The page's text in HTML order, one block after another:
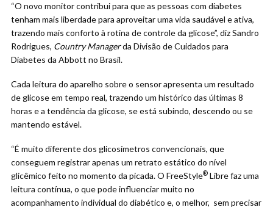
“O novo monitor contribui para que as pessoas com diabetes
tenham mais liberdade para aproveitar uma vida saudável e ativa,
trazendo mais conforto à rotina de controle da glicose”, diz Sandro
Rodrigues, Country Managerda Divisão de Cuidados para
Diabetes da Abbott no Brasil.
Cada leitura do aparelho sobre o sensor apresenta um resultado
de glicose em tempo real, trazendo um histórico das últimas 8
horas e a tendência da glicose, se está subindo, descendo ou se
mantendo estável.
“É muito diferente dos glicosímetros convencionais, que
conseguem registrar apenas um retrato estático do nível
glicêmico feito no momento da picada. O FreeStyle® Libre faz uma
leitura contínua, o que pode influenciar muito no
acompanhamento individual do diabético e, o melhor, sem precisar